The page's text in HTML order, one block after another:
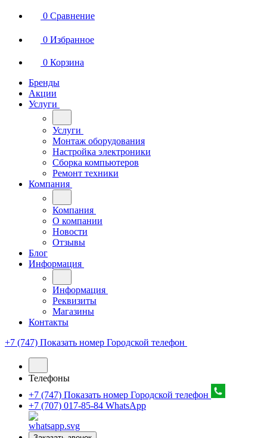
0 Сравнение
0 Избранное
0 Корзина
Бренды
Акции
Услуги
Услуги
Монтаж оборудования
Настройка электроники
Сборка компьютеров
Ремонт техники
Компания
Компания
О компании
Новости
Отзывы
Блог
Информация
Информация
Реквизиты
Магазины
Контакты
+7 (747) Показать номер Городской телефон
Телефоны
+7 (747) Показать номер Городской телефон
+7 (707) 017-85-84 WhatsApp